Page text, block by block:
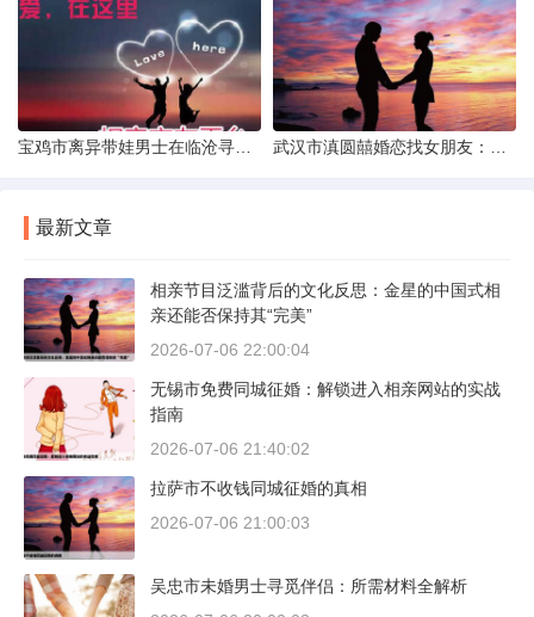
最新文章
相亲节目泛滥背后的文化反思：金星的中国式相
亲还能否保持其“完美”
2026-07-06 22:00:04
无锡市免费同城征婚：解锁进入相亲网站的实战
指南
2026-07-06 21:40:02
拉萨市不收钱同城征婚的真相
2026-07-06 21:00:03
吴忠市未婚男士寻觅伴侣：所需材料全解析